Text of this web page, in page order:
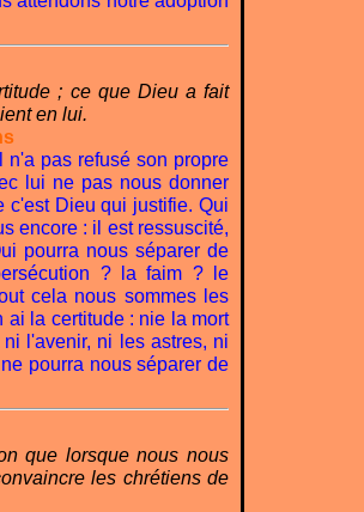
; ce que Dieu a fait
en lui.
n'a pas refusé son propre
lui ne pas nous donner
c'est Dieu qui justifie. Qui
encore : il est ressuscité,
pourra nous séparer de
? la faim ? le
cela nous sommes les
ai la certitude : nie la mort
l'avenir, ni les astres, ni
pourra nous séparer de
que lorsque nous nous
les chrétiens de